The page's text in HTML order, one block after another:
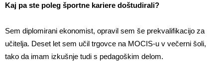
Kaj pa ste poleg športne kariere doštudirali?
Sem diplomirani ekonomist, opravil sem še prekvalifikacijo za
učitelja. Deset let sem učil trgovce na MOCIS-u v večerni šoli,
tako da imam izkušnje tudi s pedagoškim delom.